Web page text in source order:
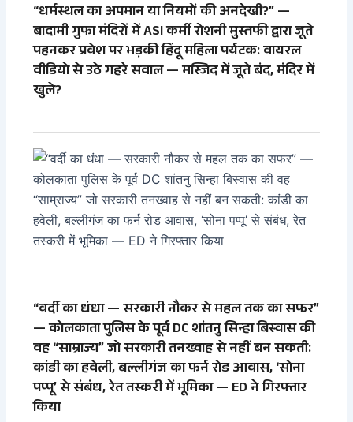
“धर्मस्थल का अपमान या नियमों की अनदेखी?” —
बादामी गुफा मंदिरों में ASI कर्मी रोशनी मुस्तफी द्वारा जूते
पहनकर प्रवेश पर भड़की हिंदू महिला पर्यटक: वायरल
वीडियो से उठे गहरे सवाल — मस्जिद में जूते बंद, मंदिर में
खुले?
“वर्दी का धंधा — सरकारी नौकर से महल तक का सफर”
— कोलकाता पुलिस के पूर्व DC शांतनु सिन्हा बिस्वास की
वह “साम्राज्य” जो सरकारी तनख्वाह से नहीं बन सकती:
कांडी का हवेली, बल्लीगंज का फर्न रोड आवास, ‘सोना
पप्पू’ से संबंध, रेत तस्करी में भूमिका — ED ने गिरफ्तार
किया